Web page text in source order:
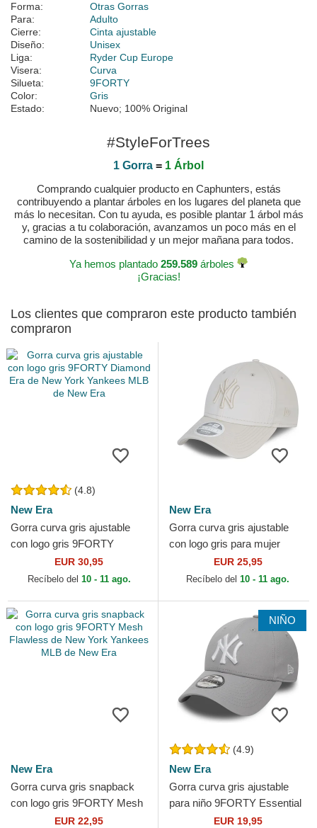
Forma:
Otras Gorras
Para:
Adulto
Cierre:
Cinta ajustable
Diseño:
Unisex
Liga:
Ryder Cup Europe
Visera:
Curva
Silueta:
9FORTY
Color:
Gris
Estado:
Nuevo; 100% Original
#StyleForTrees
1 Gorra = 1 Árbol
Comprando cualquier producto en Caphunters, estás
contribuyendo a plantar árboles en los lugares del planeta que
más lo necesitan. Con tu ayuda, es posible plantar 1 árbol más
y, gracias a tu colaboración, avanzamos un poco más en el
camino de la sostenibilidad y un mejor mañana para todos.
Ya hemos plantado 259.589 árboles
¡Gracias!
Los clientes que compraron este producto también
compraron
(4.8)
New Era
Gorra curva gris ajustable
con logo gris 9FORTY
Diamond Era de New York
Yankees MLB de New Era
EUR 30,95
Recíbelo del 10 - 11 ago.
New Era
Gorra curva gris ajustable
con logo gris para mujer
9FORTY Tonal de New York
Yankees MLB de New Era
EUR 25,95
Recíbelo del 10 - 11 ago.
New Era
Gorra curva gris snapback
con logo gris 9FORTY Mesh
Flawless de New York
EUR 22,95
NIÑO
(4.9)
New Era
Gorra curva gris ajustable
para niño 9FORTY Essential
de New York Yankees MLB
EUR 19,95